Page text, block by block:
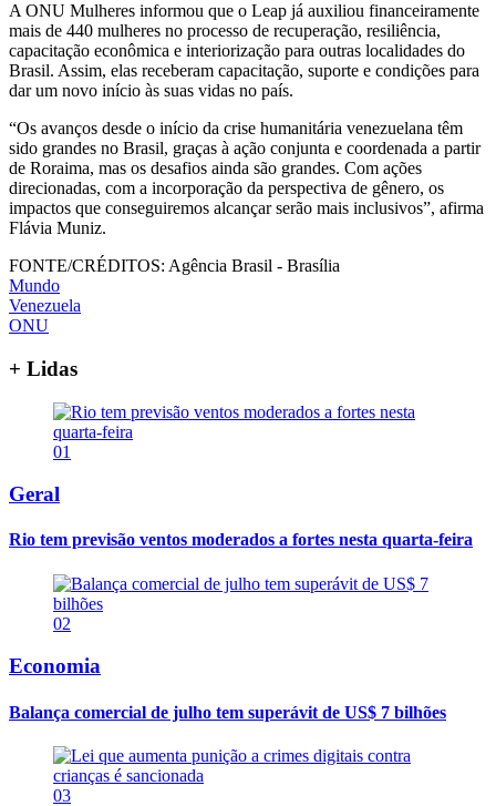
A ONU Mulheres informou que o Leap já auxiliou financeiramente
mais de 440 mulheres no processo de recuperação, resiliência,
capacitação econômica e interiorização para outras localidades do
Brasil. Assim, elas receberam capacitação, suporte e condições para
dar um novo início às suas vidas no país.
“Os avanços desde o início da crise humanitária venezuelana têm
sido grandes no Brasil, graças à ação conjunta e coordenada a partir
de Roraima, mas os desafios ainda são grandes. Com ações
direcionadas, com a incorporação da perspectiva de gênero, os
impactos que conseguiremos alcançar serão mais inclusivos”, afirma
Flávia Muniz.
FONTE/CRÉDITOS: Agência Brasil - Brasília
Mundo
Venezuela
ONU
+ Lidas
01
Geral
Rio tem previsão ventos moderados a fortes nesta quarta-feira
02
Economia
Balança comercial de julho tem superávit de US$ 7 bilhões
03